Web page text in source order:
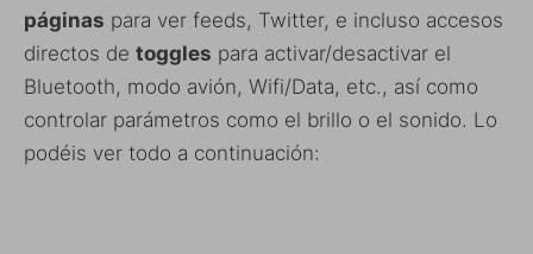
páginas para ver feeds, Twitter, e incluso accesos
directos de toggles para activar/desactivar el
Bluetooth, modo avión, Wifi/Data, etc., así como
controlar parámetros como el brillo o el sonido. Lo
podéis ver todo a continuación: